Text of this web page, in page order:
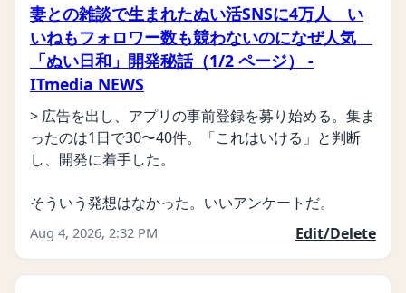
妻との雑談で生まれたぬい活SNSに4万人 い
いねもフォロワー数も競わないのになぜ人気
「ぬい日和」開発秘話（1/2 ページ） -
ITmedia NEWS
> 広告を出し、アプリの事前登録を募り始める。集ま
ったのは1日で30〜40件。「これはいける」と判断
し、開発に着手した。
そういう発想はなかった。いいアンケートだ。
Aug 4, 2026, 2:32 PM Edit/Delete